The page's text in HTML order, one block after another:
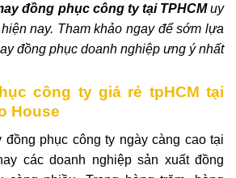
đồng phục công ty tại TPHCMuy
nay. Tham khảo ngay để sớm lựa
đồng phục doanh nghiệp ưng ý nhất
công ty giá rẻ tpHCM tại
House
phục công ty ngày càng cao tại
các doanh nghiệp sản xuất đồng